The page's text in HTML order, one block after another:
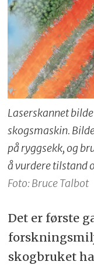
Laserskannet
skogsmaskin.
på ryggsekk, og
å vurdere tilstand
Foto: Bruce Talbot
Det er første
skogbruket